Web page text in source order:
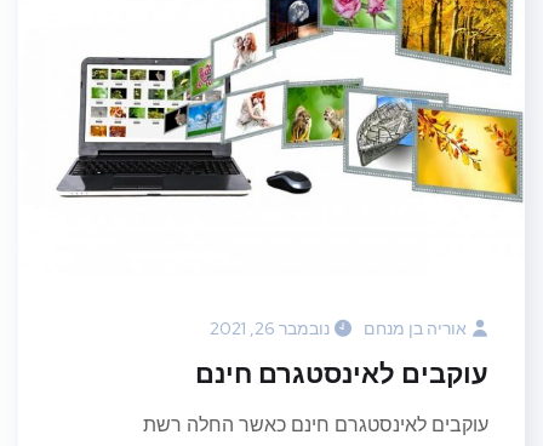
אוריה בן מנחם נובמבר 26, 2021
עוקבים לאינסטגרם חינם
עוקבים לאינסטגרם חינם כאשר החלה רשת